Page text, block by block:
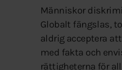
Människor
Globalt fängslas,
aldrig acceptera
med fakta och
rättigheterna för